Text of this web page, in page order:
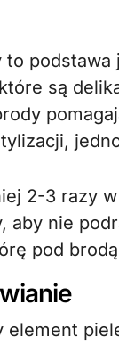
to
są
2-3 razy
aby nie
pod
element